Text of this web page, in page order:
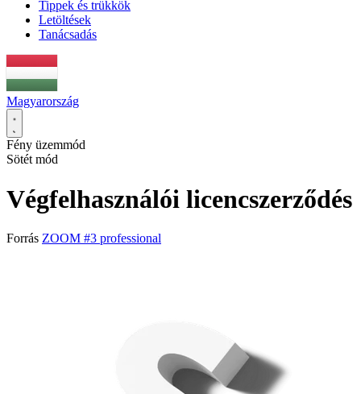
Tippek és trükkök
Letöltések
Tanácsadás
Magyarország
Fény üzemmód
Sötét mód
Végfelhasználói licencszerződés
Forrás ZOOM #3 professional